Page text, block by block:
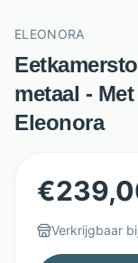
ELEONORA
metaal -
Eleonora
€
Verkrijgbaar